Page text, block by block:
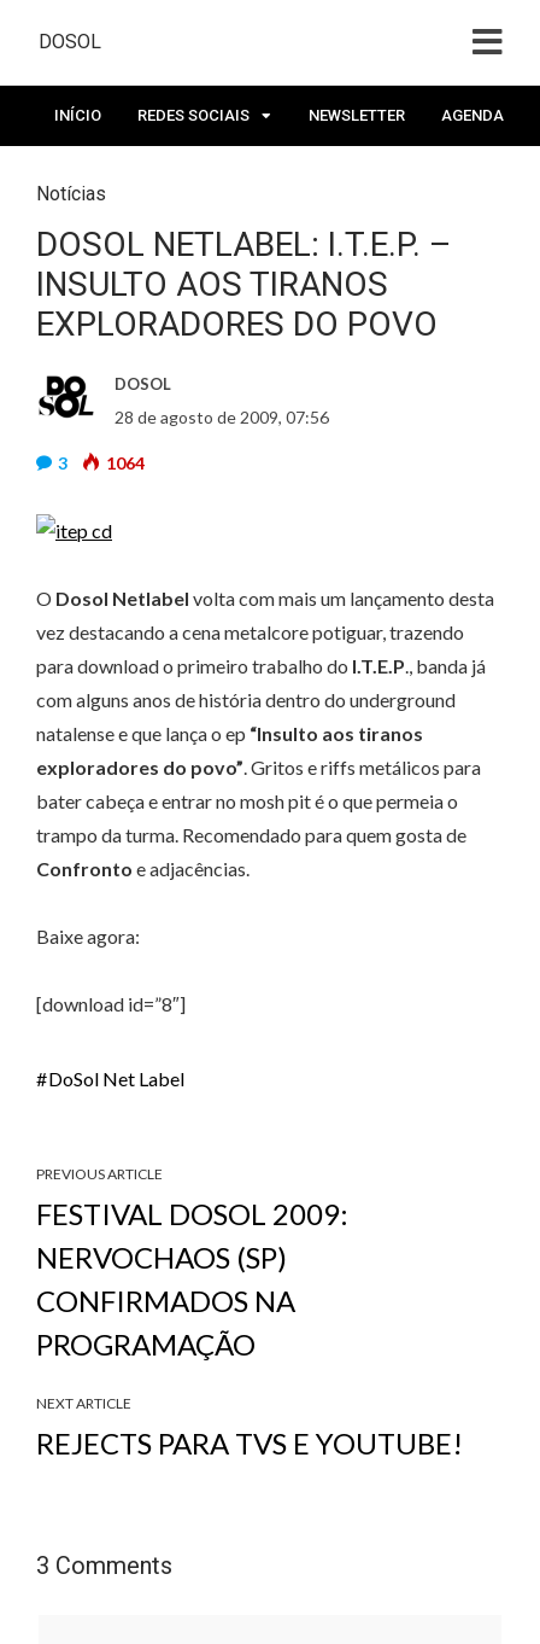
DOSOL
INÍCIO REDES SOCIAIS NEWSLETTER AGENDA
Notícias
DOSOL NETLABEL: I.T.E.P. –
INSULTO AOS TIRANOS
EXPLORADORES DO POVO
DOSOL
28 de agosto de 2009, 07:56
3 1064
O Dosol Netlabel volta com mais um lançamento desta
vez destacando a cena metalcore potiguar, trazendo
para download o primeiro trabalho do I.T.E.P., banda já
com alguns anos de história dentro do underground
natalense e que lança o ep “Insulto aos tiranos
exploradores do povo”. Gritos e riffs metálicos para
bater cabeça e entrar no mosh pit é o que permeia o
trampo da turma. Recomendado para quem gosta de
Confronto e adjacências.
Baixe agora:
[download id=”8″]
DoSol Net Label
PREVIOUS ARTICLE
FESTIVAL DOSOL 2009:
NERVOCHAOS (SP)
CONFIRMADOS NA
PROGRAMAÇÃO
NEXT ARTICLE
REJECTS PARA TVS E YOUTUBE!
3 Comments